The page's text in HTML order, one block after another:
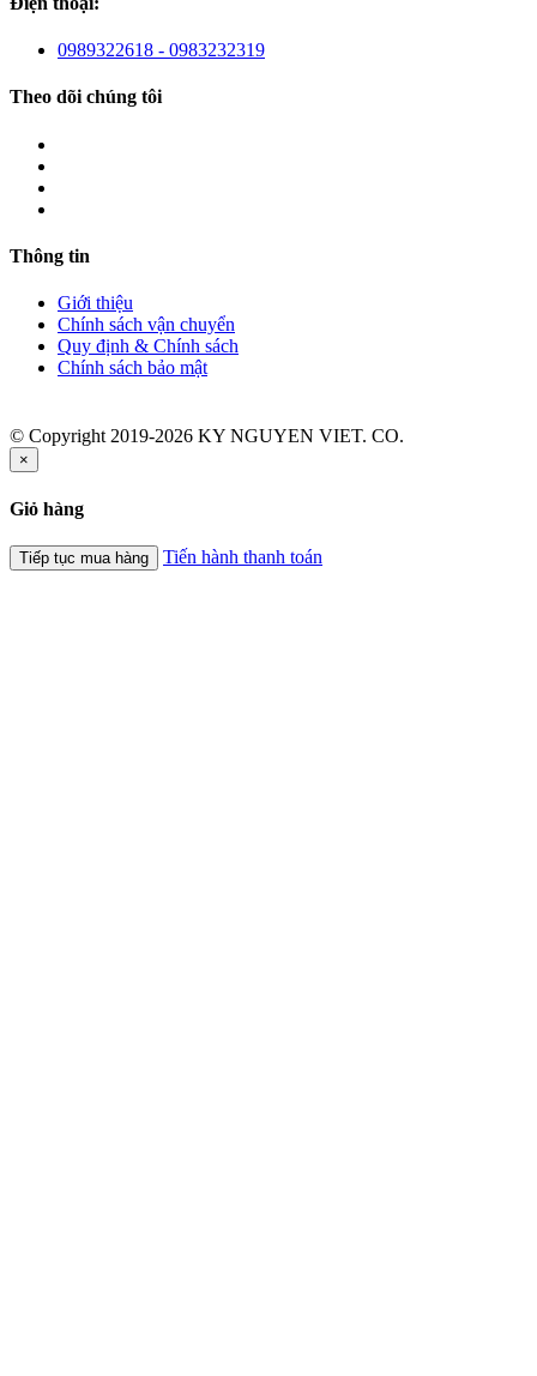
0989322618 - 0983232319
Theo dõi chúng tôi
Thông tin
Giới thiệu
Chính sách vận chuyển
Quy định & Chính sách
Chính sách bảo mật
© Copyright 2019-2026 KY NGUYEN VIET. CO.
×
Giỏ hàng
Tiếp tục mua hàng Tiến hành thanh toán